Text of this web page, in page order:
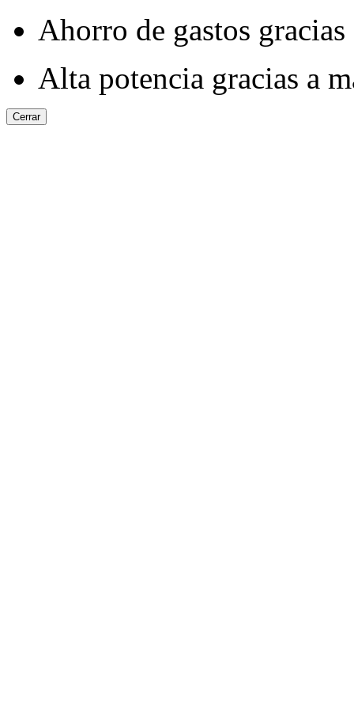
Ahorro de gastos
Alta potencia gracias a
Cerrar